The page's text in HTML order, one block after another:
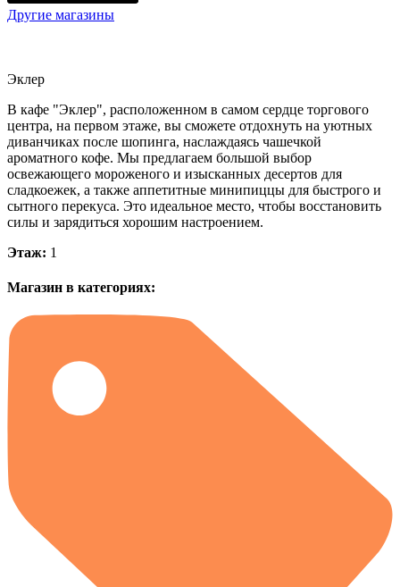
Другие магазины
Эклер
В кафе "Эклер", расположенном в самом сердце торгового
центра, на первом этаже, вы сможете отдохнуть на уютных
диванчиках после шопинга, наслаждаясь чашечкой
ароматного кофе. Мы предлагаем большой выбор
освежающего мороженого и изысканных десертов для
сладкоежек, а также аппетитные минипиццы для быстрого и
сытного перекуса. Это идеальное место, чтобы восстановить
силы и зарядиться хорошим настроением.
Этаж: 1
Магазин в категориях: